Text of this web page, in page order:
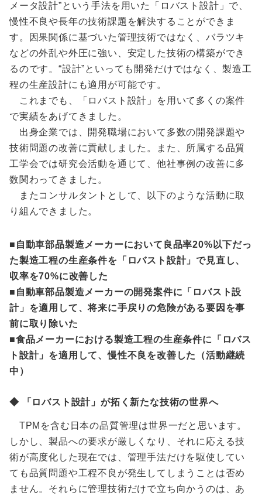
メータ設計”という手法を用いた「ロバスト設計」で、
慢性不良や長年の技術課題を解決することができま
す。因果関係に基づいた管理技術ではなく、バラツキ
などの外乱や外圧に強い、安定した技術の構築ができ
るのです。“設計”といっても開発だけではなく、製造工
程の生産設計にも適用が可能です。
これまでも、「ロバスト設計」を用いて多くの案件
で実績をあげてきました。
出身企業では、開発職場において多数の開発課題や
技術問題の改善に貢献しました。また、所属する品質
工学会では研究会活動を通じて、他社事例の改善に多
数関わってきました。
またコンサルタントとして、以下のような活動に取
り組んできました。
■自動車部品製造メーカーにおいて良品率20%以下だっ
た製造工程の生産条件を「ロバスト設計」で見直し、
収率を70%に改善した
■自動車部品製造メーカーの開発案件に「ロバスト設
計」を適用して、将来に手戻りの危険がある要因を事
前に取り除いた
■食品メーカーにおける製造工程の生産条件に「ロバス
ト設計」を適用して、慢性不良を改善した（活動継続
中）
◆ 「ロバスト設計」が拓く新たな技術の世界へ
TPMを含む日本の品質管理は世界一だと思います。
しかし、製品への要求が厳しくなり、それに応える技
術が高度化した現在では、管理手法だけを駆使してい
ても品質問題や工程不良が発生してしまうことは否め
ません。それらに管理技術だけで立ち向かうのは、あ